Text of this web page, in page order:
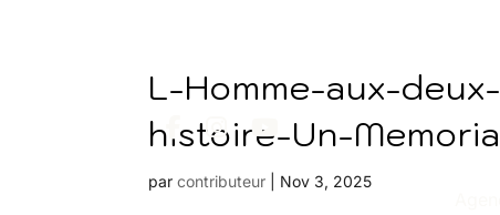
L-Homme-aux-
histoire-Un-
parcontributeur Nov 3, 2025